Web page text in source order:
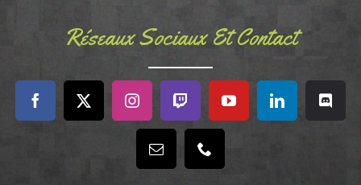
Réseaux Sociaux Et Contact